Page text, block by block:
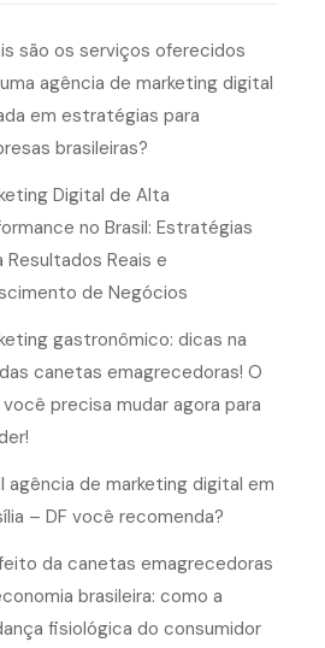
são os serviços oferecidos
agência de marketing digital
em estratégias para
brasileiras?
Digital de Alta
no Brasil: Estratégias
Resultados Reais e
de Negócios
gastronômico: dicas na
canetas emagrecedoras! O
precisa mudar agora para
agência de marketing digital em
– DF você recomenda?
da canetas emagrecedoras
brasileira: como a
fisiológica do consumidor